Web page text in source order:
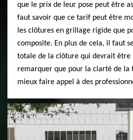
que le prix de leur pose peut être
faut savoir que ce tarif peut être
les clôtures en grillage rigide que
composite. En plus de cela, il faut
totale de la clôture qui devrait être
remarquer que pour la clarté de
mieux faire appel à des